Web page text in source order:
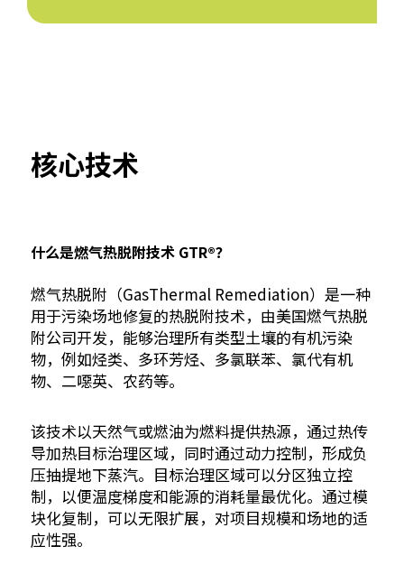
核心技术
什么是燃气热脱附技术 GTR®？
燃气热脱附（GasThermal Remediation）是一种
用于污染场地修复的热脱附技术，由美国燃气热脱
附公司开发，能够治理所有类型土壤的有机污染
物，例如烃类、多环芳烃、多氯联苯、氯代有机
物、二噁英、农药等。
该技术以天然气或燃油为燃料提供热源，通过热传
导加热目标治理区域，同时通过动力控制，形成负
压抽提地下蒸汽。目标治理区域可以分区独立控
制，以便温度梯度和能源的消耗量最优化。通过模
块化复制，可以无限扩展，对项目规模和场地的适
应性强。